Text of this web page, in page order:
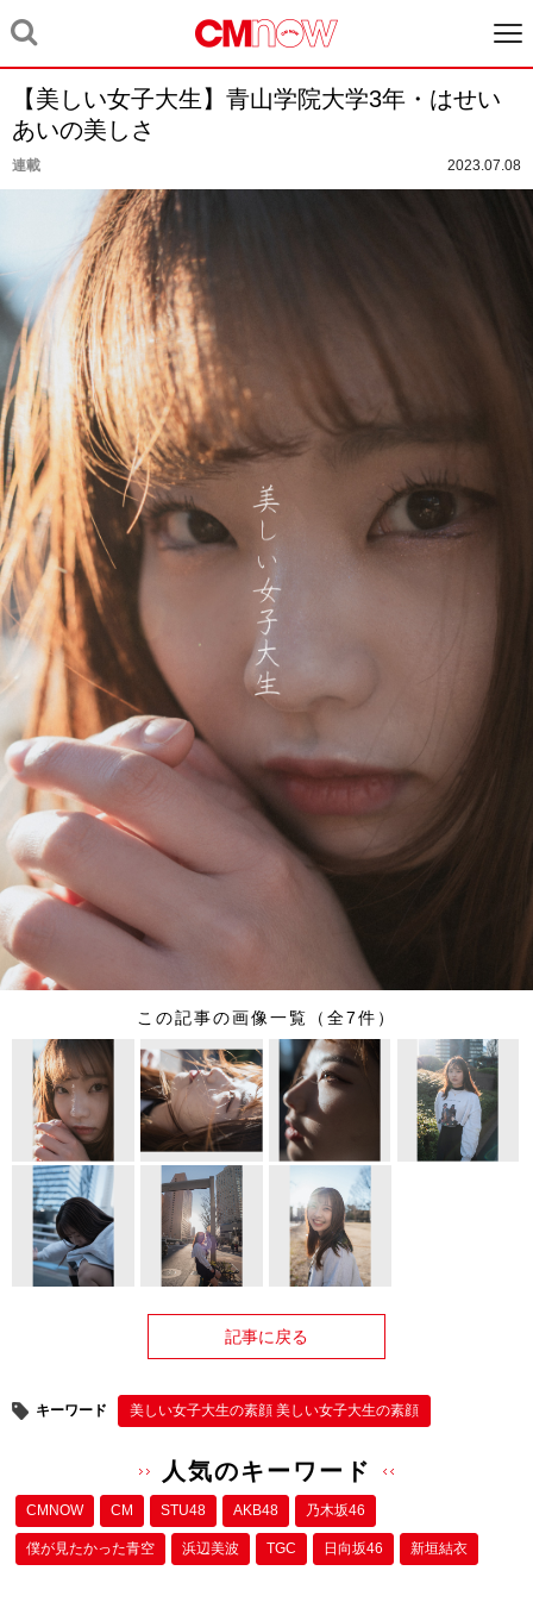
【美しい女子大生】青山学院大学3年・はせい
あいの美しさ
連載 2023.07.08
この記事の画像一覧（全7件）
記事に戻る
キーワード 美しい女子大生の素顔 美しい女子大生の素顔
人気のキーワード
CMNOW CM STU48 AKB48 乃木坂46
僕が⾒たかった⻘空 浜辺美波 TGC 日向坂46 新垣結衣